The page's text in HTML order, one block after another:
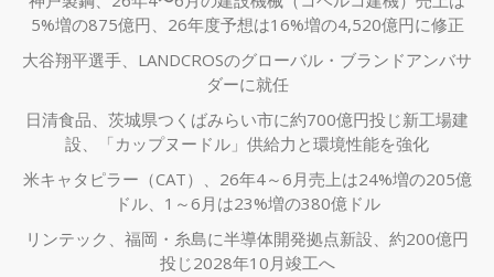
5%増の875億円、26年度予想は16%増の4,520億円に修正
大谷翔平選手、LANDCROSのグローバル・ブランドアンバサ
ダーに就任
日清食品、茨城県つくばみらい市に約700億円投じ新工場建
設、「カップヌードル」供給力と環境性能を強化
米キャタピラー（CAT）、26年4～6月売上は24%増の205億
ドル、1～6月は23%増の380億ドル
リンテック、福岡・糸島に半導体開発拠点新設、約200億円
投じ2028年10月竣工へ